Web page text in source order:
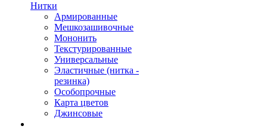
Нитки
Армированные
Мешкозашивочные
Мононить
Текстурированные
Универсальные
Эластичные (нитка -
резинка)
Особопрочные
Карта цветов
Джинсовые